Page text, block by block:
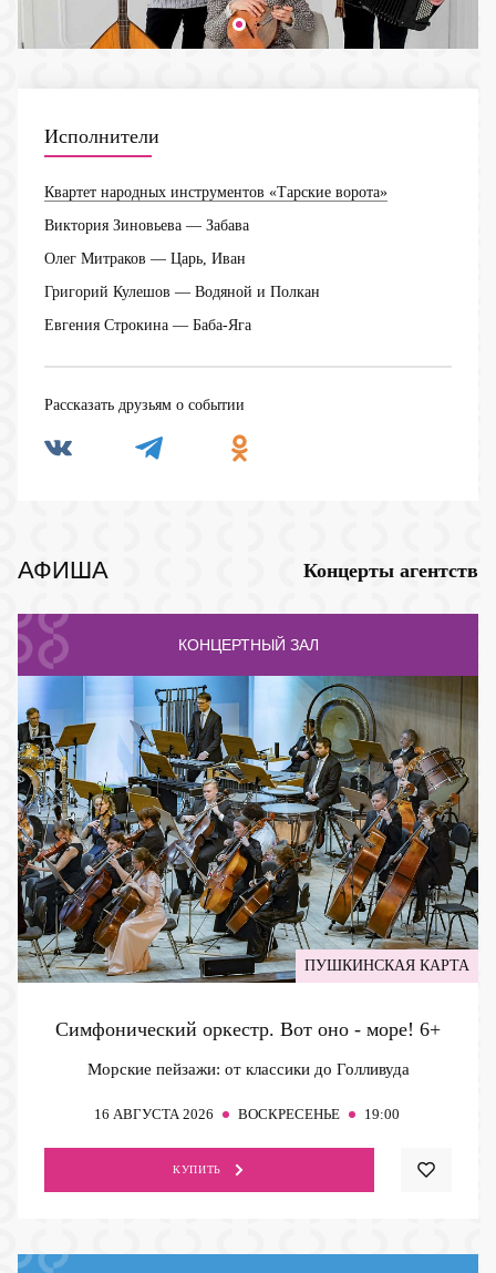
Исполнители
Квартет народных инструментов «Тарские ворота»
Виктория Зиновьева — Забава
Олег Митраков — Царь, Иван
Григорий Кулешов — Водяной и Полкан
Евгения Строкина — Баба-Яга
Рассказать друзьям о событии
АФИША Концерты агентств
КОНЦЕРТНЫЙ ЗАЛ
ПУШКИНСКАЯ КАРТА
Симфонический оркестр. Вот оно - море! 6+
Морские пейзажи: от классики до Голливуда
16 АВГУСТА 2026 ВОСКРЕСЕНЬЕ 19:00
КУПИТЬ